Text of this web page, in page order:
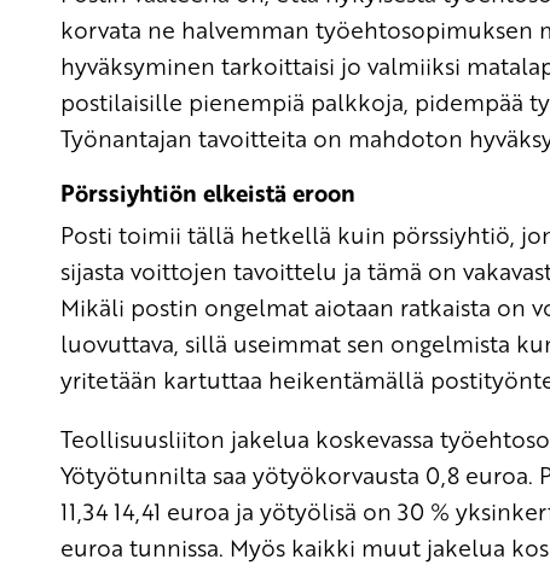
korvata ne halvemman työehtosopimuksen
hyväksyminen tarkoittaisi jo valmiiksi
postilaisille pienempiä palkkoja, pidempää
Työnantajan tavoitteita on mahdoton
Pörssiyhtiön elkeistä eroon
Posti toimii tällä hetkellä kuin pörssiyhtiö,
sijasta voittojen tavoittelu ja tämä on
Mikäli postin ongelmat aiotaan ratkaista on
luovuttava, sillä useimmat sen ongelmista
yritetään kartuttaa heikentämällä
Teollisuusliiton jakelua koskevassa
Yötyötunnilta saa yötyökorvausta 0,8
11,34 14,41 euroa ja yötyölisä on 30 %
euroa tunnissa. Myös kaikki muut jakelua